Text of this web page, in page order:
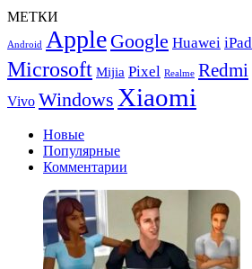
Smart
Quiet
Blender
P1
МЕТКИ
Android Apple Google Huawei iPad
Microsoft Mijia Pixel Realme Redmi
Vivo Windows Xiaomi
Новые
Популярные
Комментарии